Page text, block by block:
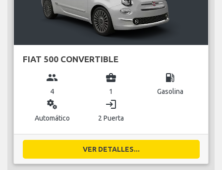
FIAT 500 CONVERTIBLE
group
4
business_center
1
local_gas_station
Gasolina
miscellaneous_services
Automático
login
2 Puerta
VER DETALLES...